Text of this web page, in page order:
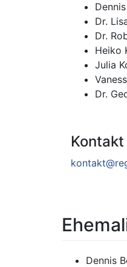
Dr.
Dr.
Heiko
Julia
Dr.
Kontakt
Dennis